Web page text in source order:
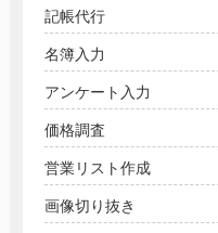
記帳代行
名簿入力
アンケート入力
価格調査
営業リスト作成
画像切り抜き